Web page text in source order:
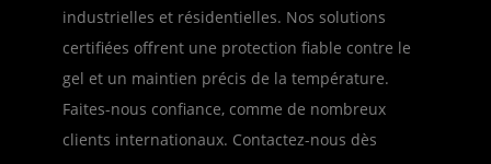
industrielles et résidentielles. Nos solutions
certifiées offrent une protection fiable contre le
gel et un maintien précis de la température.
Faites-nous confiance, comme de nombreux
clients internationaux. Contactez-nous dès